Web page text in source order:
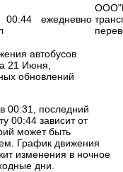
00:44 ежедневно
автобусов
21 Июня,
обновлений
00:31, последний
00:44 зависит от
может быть
График движения
изменения в ночное
дни.